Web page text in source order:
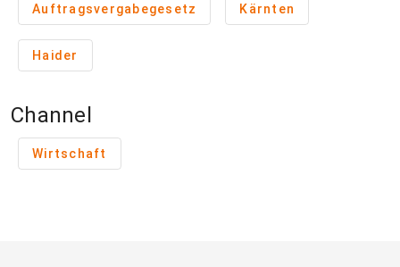
Auftragsvergabegesetz Kärnten
Haider
Channel
Wirtschaft